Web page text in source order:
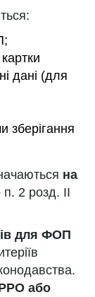
дані (для
зберігання
на
п. 2 розд. II
для ФОП
або